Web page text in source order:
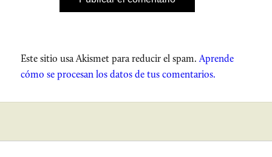
Este sitio usa Akismet para reducir el spam.Aprende
cómo se procesan los datos de tus comentarios.